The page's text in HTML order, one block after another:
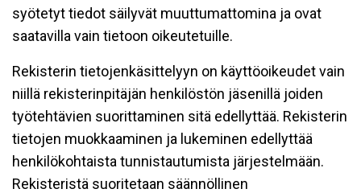
syötetyt tiedot säilyvät muuttumattomina ja ovat
saatavilla vain tietoon oikeutetuille.
Rekisterin tietojenkäsittelyyn on käyttöoikeudet vain
niillä rekisterinpitäjän henkilöstön jäsenillä joiden
työtehtävien suorittaminen sitä edellyttää. Rekisterin
tietojen muokkaaminen ja lukeminen edellyttää
henkilökohtaista tunnistautumista järjestelmään.
Rekisteristä suoritetaan säännöllinen